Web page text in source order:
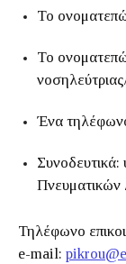
Το
Το
Ένα
Πνευματικών
Τηλέφωνο
e-mail: